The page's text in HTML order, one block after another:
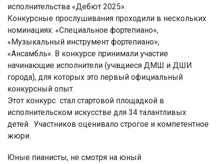
исполнительства «Дебют 2025».
Конкурсные прослушивания проходили в нескольких
номинациях: «Специальное фортепиано»,
«Музыкальный инструмент фортепиано»,
«Ансамбль». В конкурсе принимали участие
начинающие исполнители (учащиеся ДМШ и ДШИ
города), для которых это первый официальный
конкурсный опыт.
Этот конкурс стал стартовой площадкой в
исполнительском искусстве для 34 талантливых
детей. Участников оценивало строгое и компетентное
жюри.
Юные пианисты, не смотря на юный